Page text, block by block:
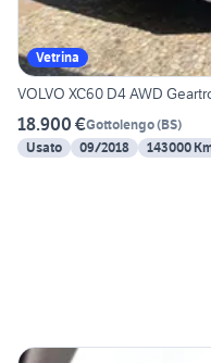
Vetrina
VOLVO XC60 D4 AWD
18.900 €Gottolengo(BS)
Usato
09/2018 143000